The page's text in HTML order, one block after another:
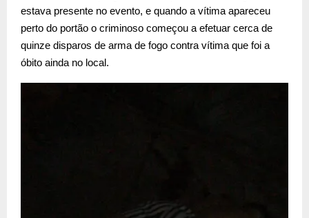
estava presente no evento, e quando a vítima apareceu
perto do portão o criminoso começou a efetuar cerca de
quinze disparos de arma de fogo contra vítima que foi a
óbito ainda no local.